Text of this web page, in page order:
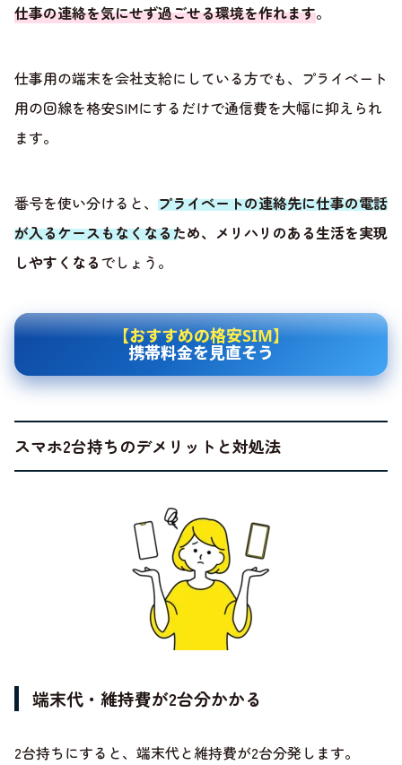
仕事の連絡を気にせず過ごせる環境を作れます。
仕事用の端末を会社支給にしている方でも、プライベート
用の回線を格安SIMにするだけで通信費を大幅に抑えられ
ます。
番号を使い分けると、 プライベートの連絡先に仕事の電話
が入るケースもなくなるため、メリハリのある生活を実現
しやすくなるでしょう。
【おすすめの格安SIM】
携帯料金を見直そう
スマホ2台持ちのデメリットと対処法
端末代・維持費が2台分かかる
2台持ちにすると、端末代と維持費が2台分発します。